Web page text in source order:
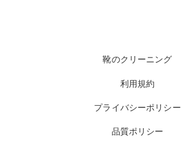
靴のクリーニング
利用規約
プライバシーポリシー
品質ポリシー